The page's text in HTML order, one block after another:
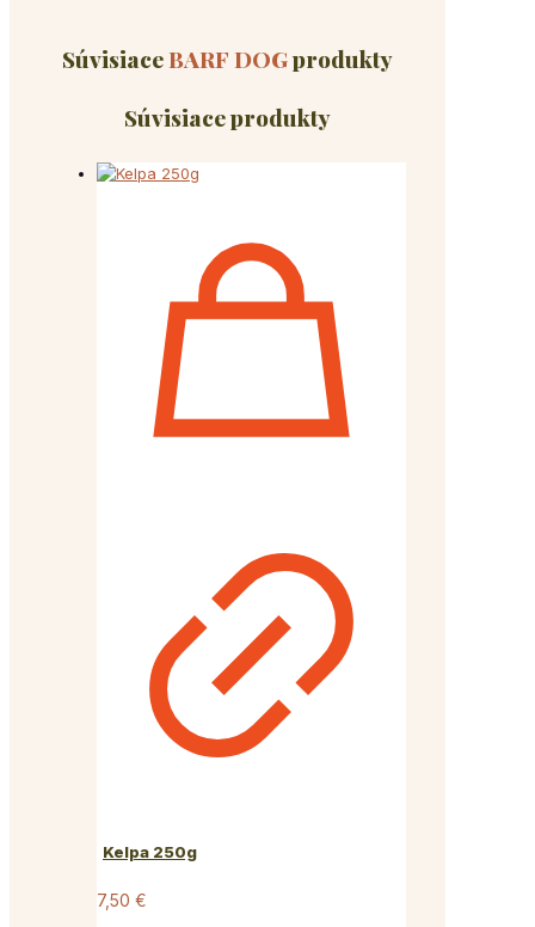
SúvisiaceBARF DOGprodukty
Súvisiace produkty
Kelpa 250g
7,50 €